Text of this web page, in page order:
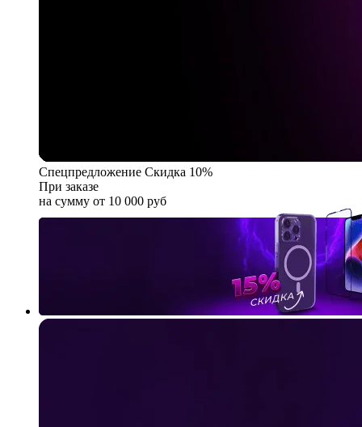
Спецпредложение Скидка 10%
При заказе
на сумму от 10 000 руб